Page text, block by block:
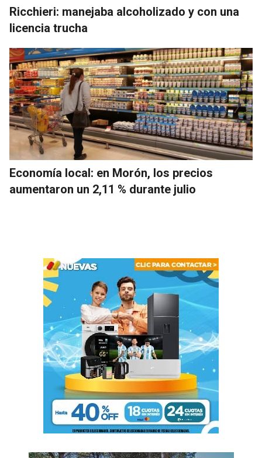
Ricchieri: manejaba alcoholizado y con una
licencia trucha
Economía local: en Morón, los precios
aumentaron un 2,11 % durante julio